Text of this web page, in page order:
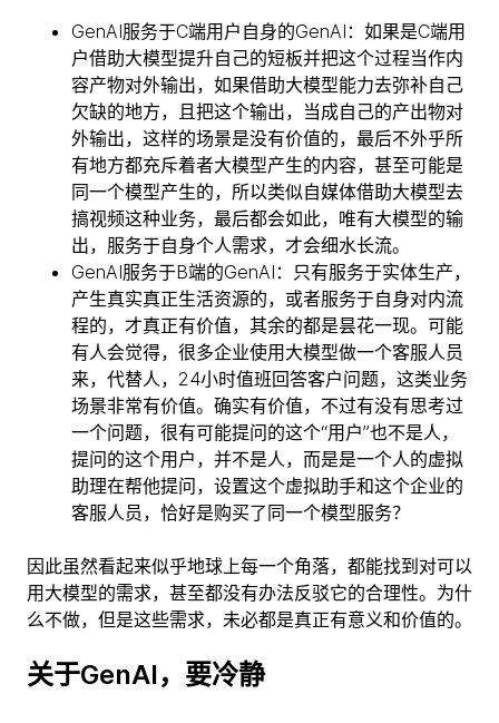
GenAI服务于C端用户自身的GenAI：如果是C端用
户借助大模型提升自己的短板并把这个过程当作内
容产物对外输出，如果借助大模型能力去弥补自己
欠缺的地方，且把这个输出，当成自己的产出物对
外输出，这样的场景是没有价值的，最后不外乎所
有地方都充斥着者大模型产生的内容，甚至可能是
同一个模型产生的，所以类似自媒体借助大模型去
搞视频这种业务，最后都会如此，唯有大模型的输
出，服务于自身个人需求，才会细水长流。
GenAI服务于B端的GenAI：只有服务于实体生产，
产生真实真正生活资源的，或者服务于自身对内流
程的，才真正有价值，其余的都是昙花一现。可能
有人会觉得，很多企业使用大模型做一个客服人员
来，代替人，24小时值班回答客户问题，这类业务
场景非常有价值。确实有价值，不过有没有思考过
一个问题，很有可能提问的这个“用户”也不是人，
提问的这个用户，并不是人，而是是一个人的虚拟
助理在帮他提问，设置这个虚拟助手和这个企业的
客服人员，恰好是购买了同一个模型服务？
因此虽然看起来似乎地球上每一个角落，都能找到对可以
用大模型的需求，甚至都没有办法反驳它的合理性。为什
么不做，但是这些需求，未必都是真正有意义和价值的。
关于GenAI，要冷静